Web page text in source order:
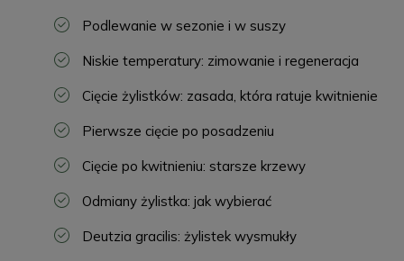
Podlewanie w sezonie i w suszy
Niskie temperatury: zimowanie i regeneracja
Cięcie żylistków: zasada, która ratuje kwitnienie
Pierwsze cięcie po posadzeniu
Cięcie po kwitnieniu: starsze krzewy
Odmiany żylistka: jak wybierać
Deutzia gracilis: żylistek wysmukły